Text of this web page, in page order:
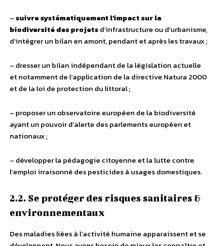
– suivre systématiquement l’impact sur la
biodiversité des projetsd’infrastructure ou d’urbanisme,
d’intégrer un bilan en amont, pendant et après les travaux ;
– dresser un bilan indépendant de la législation actuelle
et notamment de l’application de la directive Natura 2000
et de la loi de protection du littoral ;
– proposer un observatoire européen de la biodiversité
ayant un pouvoir d’alerte des parlements européen et
nationaux ;
– développer la pédagogie citoyenne et la lutte contre
l’emploi irraisonné des pesticides à usages domestiques.
2.2. Se protéger des risques sanitaires &
environnementaux
Des maladies liées à l’activité humaine apparaissent et se